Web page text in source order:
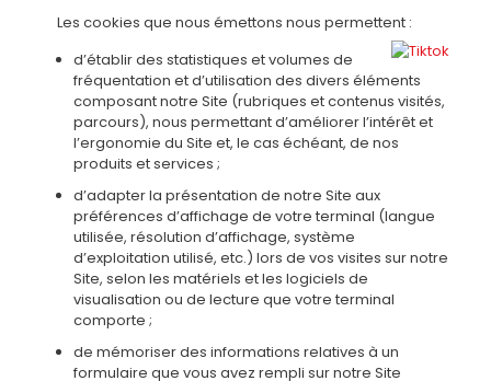
Les cookies que nous émettons nous permettent :
d’établir des statistiques et volumes de
fréquentation et d’utilisation des divers éléments
composant notre Site (rubriques et contenus visités,
parcours), nous permettant d’améliorer l’intérêt et
l’ergonomie du Site et, le cas échéant, de nos
produits et services ;
d’adapter la présentation de notre Site aux
préférences d’affichage de votre terminal (langue
utilisée, résolution d’affichage, système
d’exploitation utilisé, etc.) lors de vos visites sur notre
Site, selon les matériels et les logiciels de
visualisation ou de lecture que votre terminal
comporte ;
de mémoriser des informations relatives à un
formulaire que vous avez rempli sur notre Site